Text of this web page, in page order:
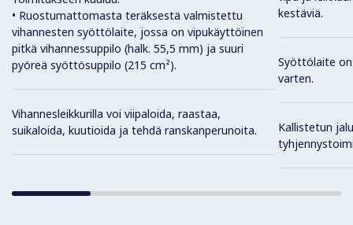
• Ruostumattomasta teräksestä valmistettu
vihannesten syöttölaite, jossa on vipukäyttöinen
pitkä vihannessuppilo (halk. 55,5 mm) ja suuri
pyöreä syöttösuppilo (215 cm²).
Vihannesleikkurilla voi viipaloida, raastaa,
suikaloida, kuutioida ja tehdä ranskanperunoita.
kestäviä.
Syöttölaite
varten.
Kallistetun